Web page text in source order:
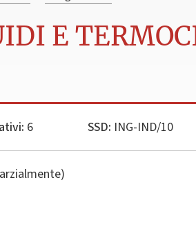
E
6 SSD: ING-IND/10